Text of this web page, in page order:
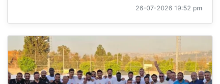
26-07-2026 19:52 pm